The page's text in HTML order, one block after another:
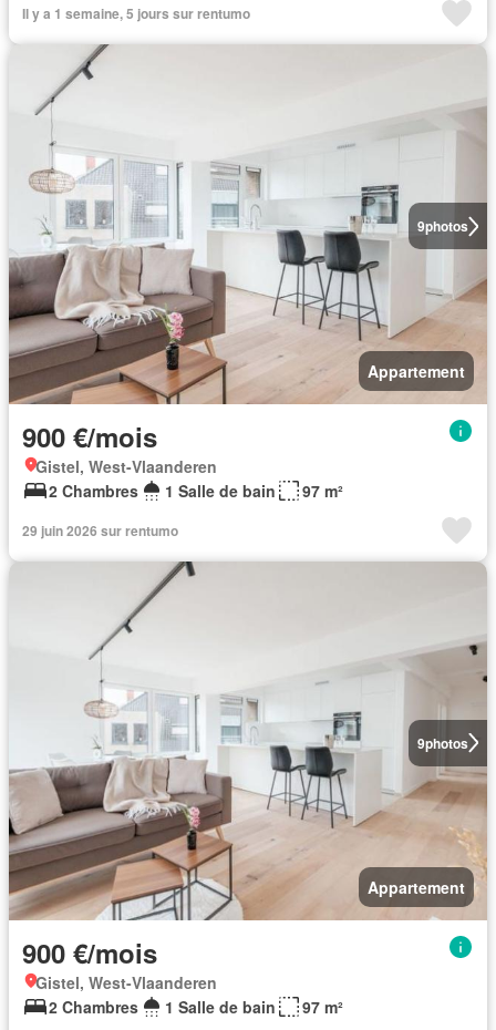
Il y a 1 semaine, 5 jours sur rentumo
9photos
Appartement
900 €/mois
Gistel, West-Vlaanderen
2 Chambres
1 Salle de bain 97 m²
29 juin 2026 sur rentumo
9photos
Appartement
900 €/mois
Gistel, West-Vlaanderen
2 Chambres
1 Salle de bain 97 m²